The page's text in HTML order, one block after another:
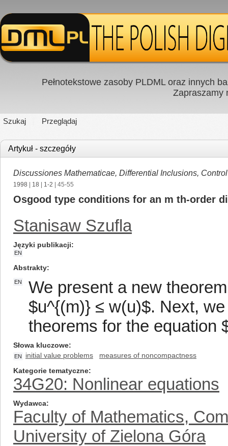
Pełnotekstowe zasoby PLDML oraz innych
Zapraszamy
Szukaj Przeglądaj
Artykuł - szczegóły
Discussiones Mathematicae, Differential Inclusions,
1998 18 1-2 | 45-55
Osgood type conditions for an m th-order
Stanisaw Szufla
Języki publikacji
EN
Abstrakty
EN
We present a new
$u^{(m)} ≤ w(u)$. Next,
theorems for the equation
Słowa kluczowe
EN initial value problems
measures of noncompactness
Kategorie tematyczne
34G20: Nonlinear equations
Wydawca
Faculty of Mathematics,
University of Zielona Góra